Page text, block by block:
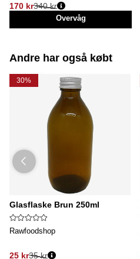
170 kr
Normalpris:
340 kr
Overvåg
Andre har også købt
30%
Glasflaske Brun 250ml
Rawfoodshop
25 kr35 kr